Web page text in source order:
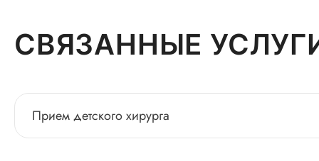
СВЯЗАННЫЕ
Прием детского хирурга